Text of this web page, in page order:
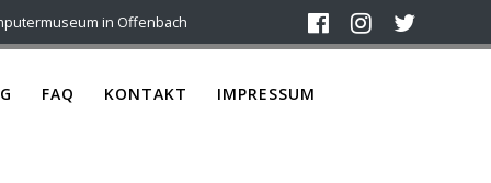
in Offenbach
FAQ KONTAKT IMPRESSUM